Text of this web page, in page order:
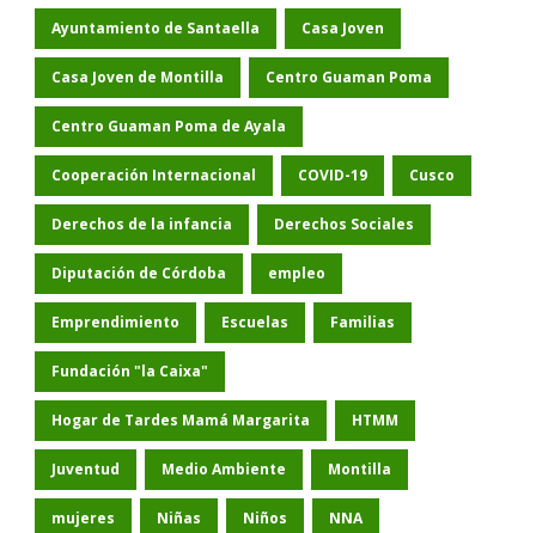
Ayuntamiento de Santaella Casa Joven
Casa Joven de Montilla Centro Guaman Poma
Centro Guaman Poma de Ayala
Cooperación Internacional COVID-19 Cusco
Derechos de la infancia Derechos Sociales
Diputación de Córdoba empleo
Emprendimiento Escuelas Familias
Fundación "la Caixa"
Hogar de Tardes Mamá Margarita HTMM
Juventud Medio Ambiente Montilla
mujeres Niñas Niños NNA